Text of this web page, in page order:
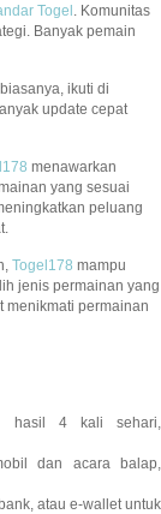
Togel . Komunitas
Banyak pemain
ikuti di
update cepat
menawarkan
yang sesuai
peluang
Togel178 mampu
jenis permainan yang
menikmati permainan
hasil 4 kali sehari,
dan acara balap,
atau e-wallet untuk